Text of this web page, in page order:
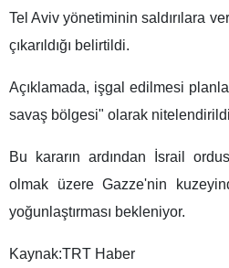
Tel Aviv yönetiminin saldırılara
çıkarıldığı belirtildi.
Açıklamada, işgal edilmesi
savaş bölgesi" olarak
Bu kararın ardından İsrail
olmak üzere Gazze'nin
yoğunlaştırması bekleniyor.
Kaynak:TRT Haber